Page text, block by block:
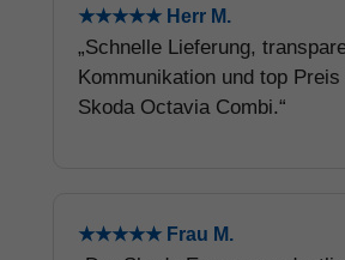
★★★★★ Herr M.
„Schnelle Lieferung,
Kommunikation und top
Skoda Octavia Combi.“
★★★★★ Frau M.